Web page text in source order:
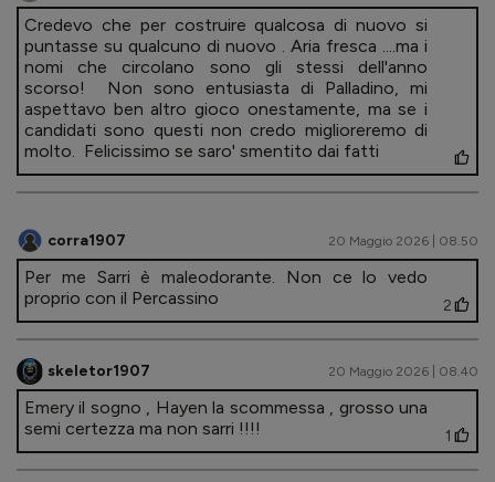
Credevo che per costruire qualcosa di nuovo si
puntasse su qualcuno di nuovo . Aria fresca ....ma i
nomi che circolano sono gli stessi dell'anno
scorso! Non sono entusiasta di Palladino, mi
aspettavo ben altro gioco onestamente, ma se i
candidati sono questi non credo miglioreremo di
molto. Felicissimo se saro' smentito dai fatti
corra1907 20 Maggio 2026 | 08.50
Per me Sarri è maleodorante. Non ce lo vedo
proprio con il Percassino
2
skeletor1907 20 Maggio 2026 | 08.40
Emery il sogno , Hayen la scommessa , grosso una
semi certezza ma non sarri !!!!
1